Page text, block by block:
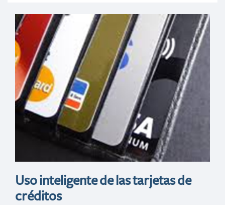
Uso inteligente de las tarjetas de
créditos